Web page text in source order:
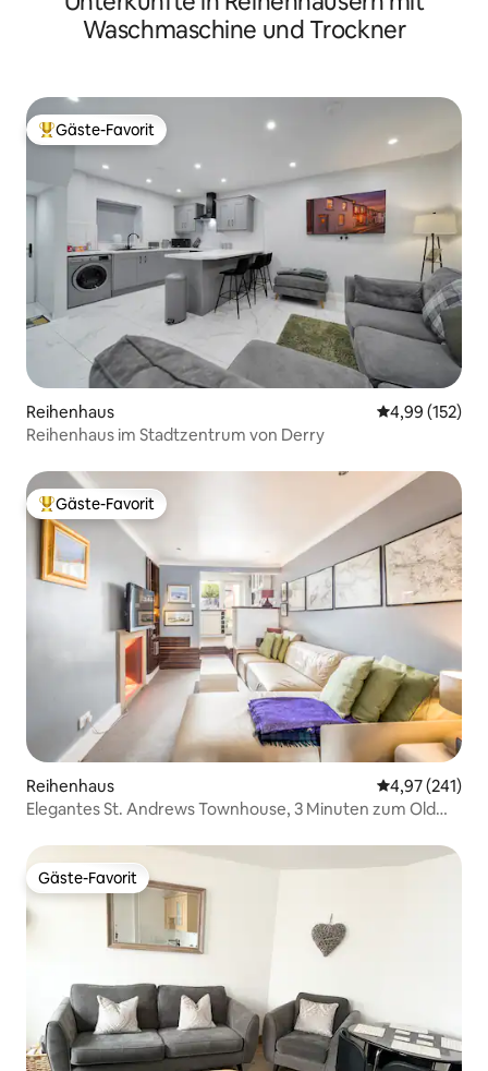
Waschmaschine und Trockner
Beliebter Gäste-Favorit.
Gäste-Favorit
Reihenhaus
4,99 (152)
Reihenhaus im Stadtzentrum von Derry
Beliebter Gäste-Favorit.
Gäste-Favorit
Reihenhaus
4,97 (241)
Elegantes St. Andrews Townhouse, 3 Minuten zum Old
Gäste-Favorit
Gäste-Favorit